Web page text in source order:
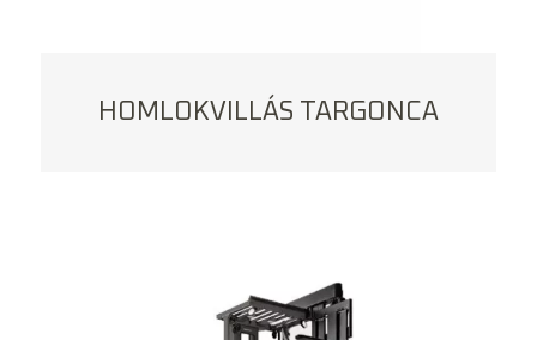
HOMLOKVILLÁS TARGONCA